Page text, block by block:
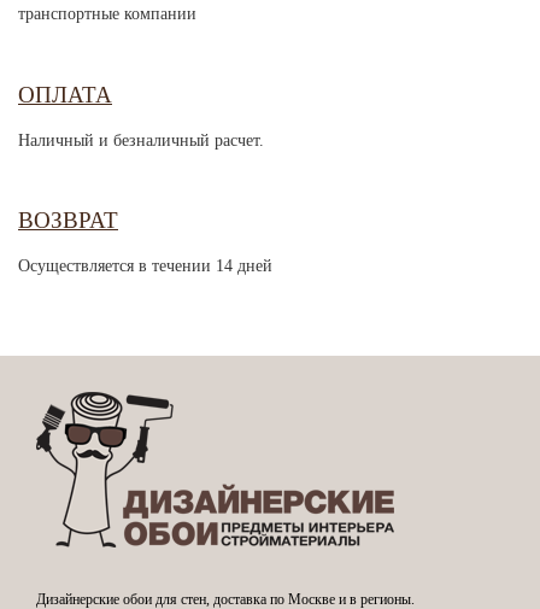
транспортные компании
ОПЛАТА
Наличный и безналичный расчет.
ВОЗВРАТ
Осуществляется в течении 14 дней
Дизайнерские обои для стен, доставка по Москве и в регионы.